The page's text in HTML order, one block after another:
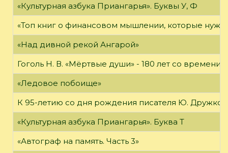
«Культурная азбука Приангарья». Буквы У, Ф
«Топ книг о финансовом мышлении, которые
«Над дивной рекой Ангарой»
Гоголь Н. В. «Мёртвые души» - 180 лет со времени
«Ледовое побоище»
К 95-летию со дня рождения писателя Ю.
«Культурная азбука Приангарья». Буква Т
«Автограф на память. Часть 3»